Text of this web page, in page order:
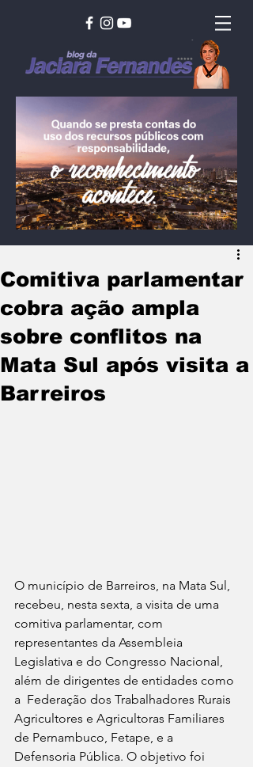
Comitiva parlamentar
cobra ação ampla
sobre conflitos na
Mata Sul após visita a
Barreiros
O município de Barreiros, na Mata Sul,
recebeu, nesta sexta, a visita de uma
comitiva parlamentar, com
representantes da Assembleia
Legislativa e do Congresso Nacional,
além de dirigentes de entidades como
a  Federação dos Trabalhadores Rurais
Agricultores e Agricultoras Familiares
de Pernambuco, Fetape, e a
Defensoria Pública. O objetivo foi